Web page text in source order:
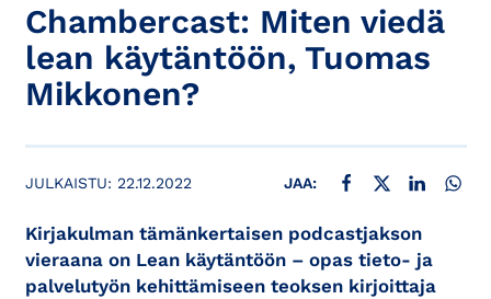
Chambercast: Miten viedä
lean käytäntöön, Tuomas
Mikkonen?
JULKAISTU: 22.12.2022 JAA: JAA FACEBOOKISSA
JAA X:SSÄ JAA
Kirjakulman tämänkertaisen podcastjakson
vieraana on Lean käytäntöön – opas tieto- ja
palvelutyön kehittämiseen teoksen kirjoittaja